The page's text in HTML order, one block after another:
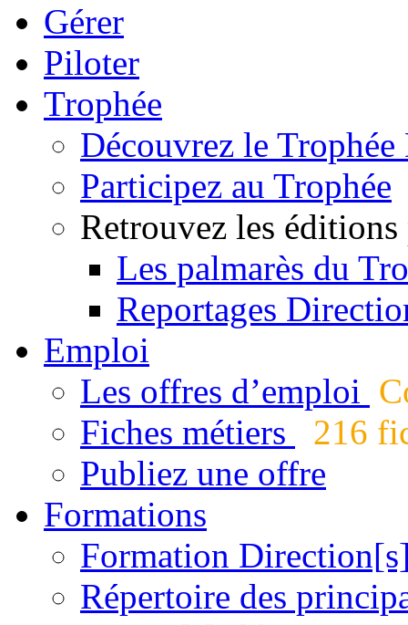
Gérer
Piloter
Trophée
Découvrez le
Participez au Trophée
Retrouvez les éditions
Les palmarès du
Reportages
Emploi
Les offres d’emploi
Fiches métiers
216
Publiez une offre
Formations
Formation
Répertoire des